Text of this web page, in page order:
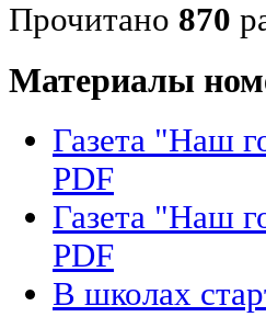
Прочитано 870
Материалы
Газета "Наш
PDF
Газета "Наш
PDF
В школах